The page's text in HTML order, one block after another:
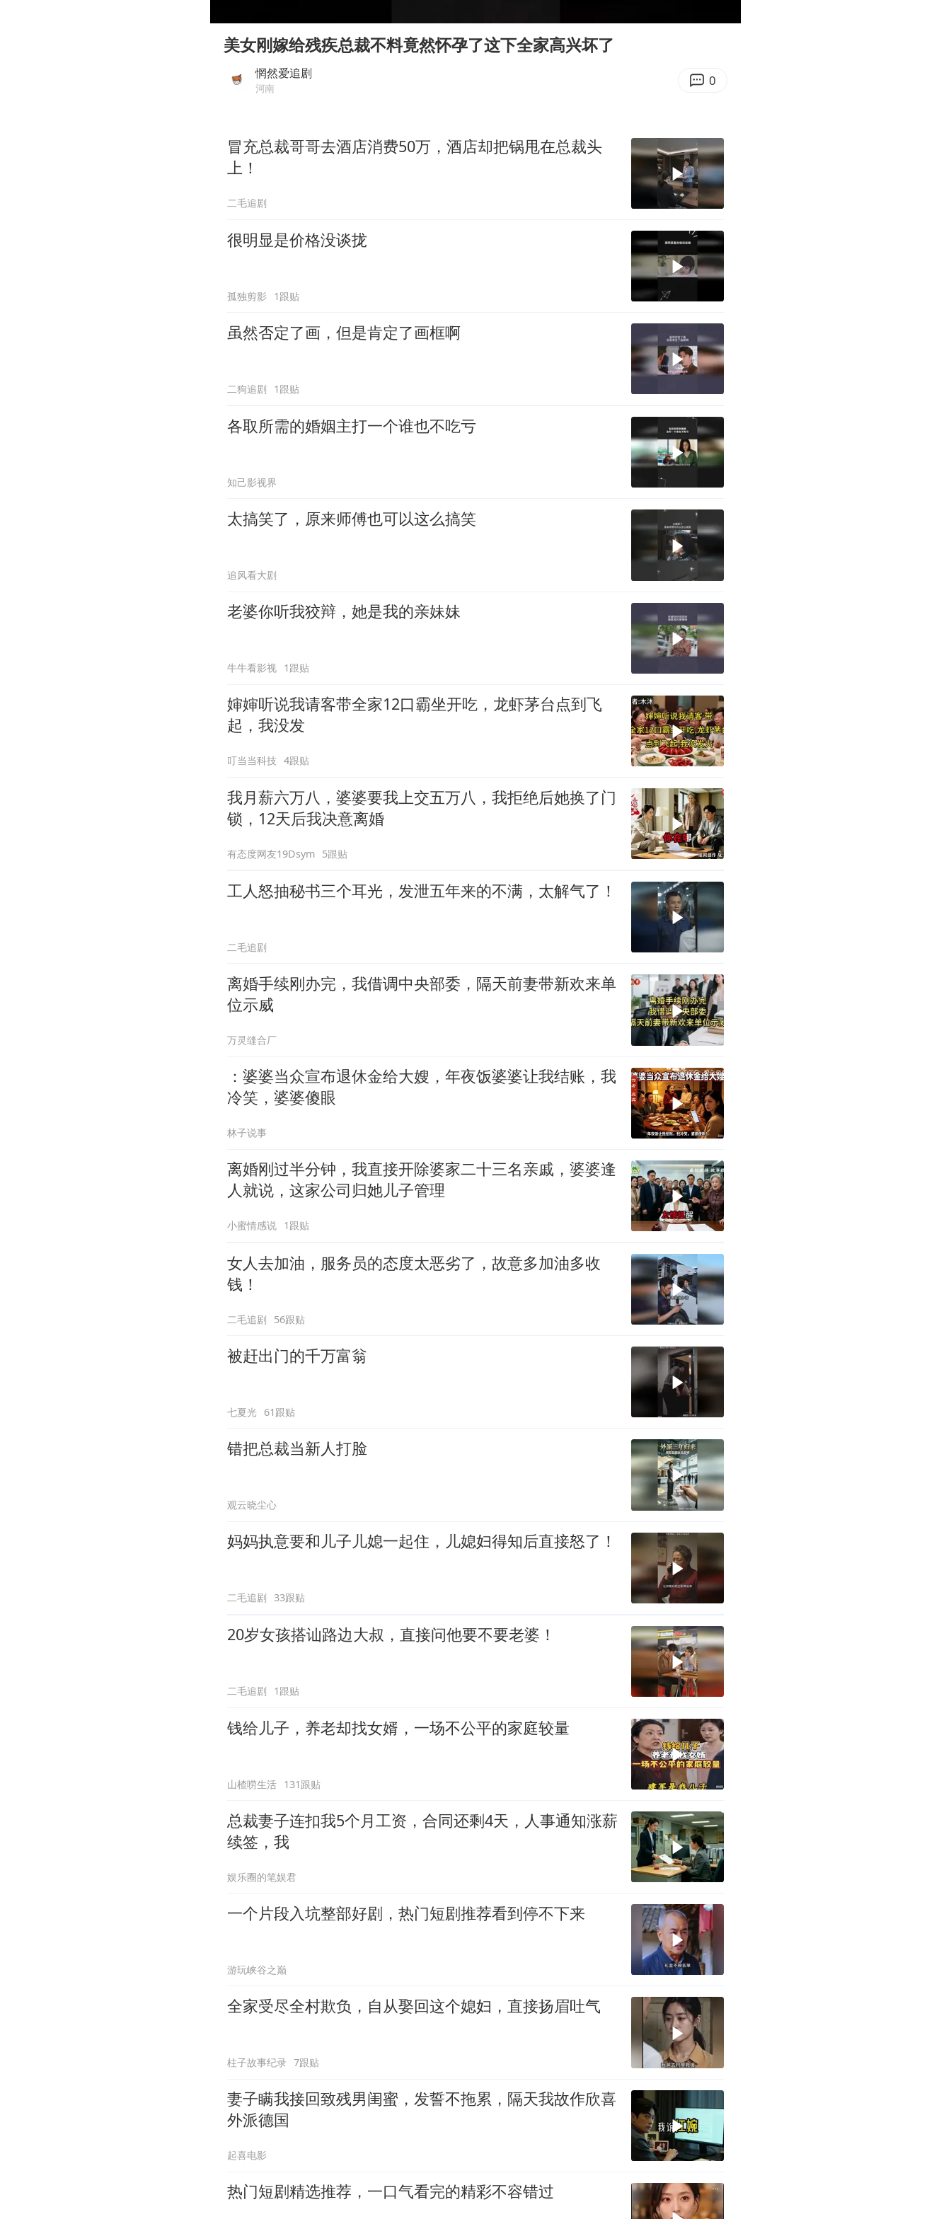
四川宜宾地震网友称睡觉被摇醒
DeepSeek投资宇树科技意味什么
东方之约 相约未来
美女刚嫁给残疾总裁不料竟然怀孕了这下全家高兴坏了
惘然爱追剧
河南 0
冒充总裁哥哥去酒店消费50万，酒店却把锅甩在总裁头
上！
二毛追剧
很明显是价格没谈拢
孤独剪影 1跟贴
虽然否定了画，但是肯定了画框啊
二狗追剧 1跟贴
各取所需的婚姻主打一个谁也不吃亏
知己影视界
太搞笑了，原来师傅也可以这么搞笑
追风看大剧
老婆你听我狡辩，她是我的亲妹妹
牛牛看影视 1跟贴
婶婶听说我请客带全家12口霸坐开吃，龙虾茅台点到飞
起，我没发
叮当当科技 4跟贴
我月薪六万八，婆婆要我上交五万八，我拒绝后她换了门
锁，12天后我决意离婚
有态度网友19Dsym 5跟贴
工人怒抽秘书三个耳光，发泄五年来的不满，太解气了！
二毛追剧
离婚手续刚办完，我借调中央部委，隔天前妻带新欢来单
位示威
万灵缝合厂
：婆婆当众宣布退休金给大嫂，年夜饭婆婆让我结账，我
冷笑，婆婆傻眼
林子说事
离婚刚过半分钟，我直接开除婆家二十三名亲戚，婆婆逢
人就说，这家公司归她儿子管理
小蜜情感说 1跟贴
女人去加油，服务员的态度太恶劣了，故意多加油多收
钱！
二毛追剧 56跟贴
被赶出门的千万富翁
七夏光 61跟贴
错把总裁当新人打脸
观云晓尘心
妈妈执意要和儿子儿媳一起住，儿媳妇得知后直接怒了！
二毛追剧 33跟贴
20岁女孩搭讪路边大叔，直接问他要不要老婆！
二毛追剧 1跟贴
钱给儿子，养老却找女婿，一场不公平的家庭较量
山楂唠生活 131跟贴
总裁妻子连扣我5个月工资，合同还剩4天，人事通知涨薪
续签，我
娱乐圈的笔娱君
一个片段入坑整部好剧，热门短剧推荐看到停不下来
游玩峡谷之巅
全家受尽全村欺负，自从娶回这个媳妇，直接扬眉吐气
柱子故事纪录 7跟贴
妻子瞒我接回致残男闺蜜，发誓不拖累，隔天我故作欣喜
外派德国
起喜电影
热门短剧精选推荐，一口气看完的精彩不容错过